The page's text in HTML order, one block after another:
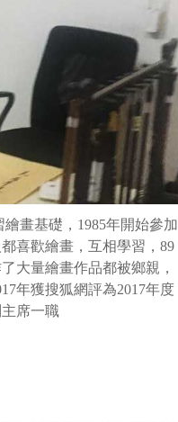
畫基礎， 1985年開始參加
喜歡繪畫，互相學習， 89
大量繪畫作品都被鄉親，
年獲搜狐網評為2017年度
席一職